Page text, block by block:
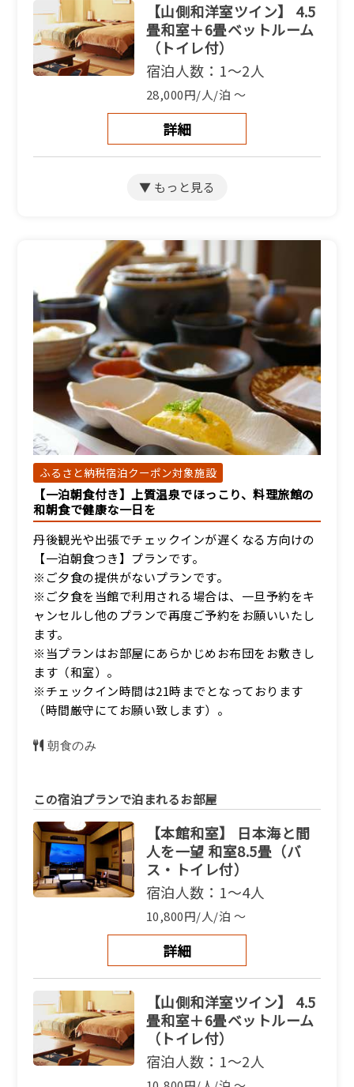
【山側和洋室ツイン】 4.5
畳和室＋6畳ベットルーム
（トイレ付）
宿泊人数：1～2人
28,000円/人/泊 ～
詳細
【別館和洋室】和室9畳＋
洋室4.5畳（バス・トイレ
宿泊人数：2～5人
28,000円/人/泊 ～
詳細
【別館和室】海側和室7.5
畳（トイレ付）
宿泊人数：1～4人
28,000円/人/泊 ～
詳細
【別館和室】眺望無し和
室7.5畳（トイレ付）
宿泊人数：1～4人
28,000円/人/泊 ～
詳細
ふるさと納税宿泊クーポン対象施設
【一泊朝食付き】上質温泉でほっこり、料理旅館の
和朝食で健康な一日を
丹後観光や出張でチェックインが遅くなる方向けの
【一泊朝食つき】プランです。
※ご夕食の提供がないプランです。
※ご夕食を当館で利用される場合は、一旦予約をキ
ャンセルし他のプランで再度ご予約をお願いいたし
ます。
※当プランはお部屋にあらかじめお布団をお敷きし
ます（和室）。
※チェックイン時間は21時までとなっております
（時間厳守にてお願い致します）。
朝食のみ
この宿泊プランで泊まれるお部屋
【本館和室】 日本海と間
人を一望 和室8.5畳（バ
ス・トイレ付）
宿泊人数：1～4人
10,800円/人/泊 ～
詳細
【山側和洋室ツイン】 4.5
畳和室＋6畳ベットルーム
（トイレ付）
宿泊人数：1～2人